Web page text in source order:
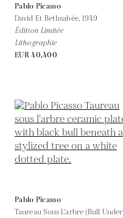
Pablo Picasso
David Et Bethsabée, 1949
Édition Limitée
Lithographie
EUR 40,400
Pablo Picasso
Taureau Sous L'arbre (Bull Under